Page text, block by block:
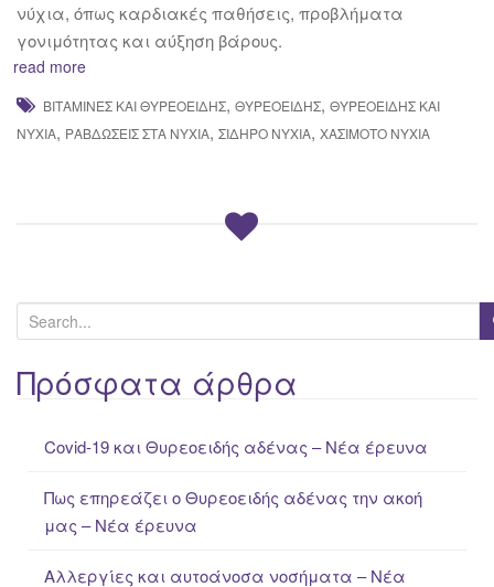
νύχια, όπως καρδιακές παθήσεις, προβλήματα
γονιμότητας και αύξηση βάρους.
read more
ΒΙΤΑΜΊΝΕΣ ΚΑΙ ΘΥΡΕΟΕΙΔΉΣ, ΘΥΡΕΟΕΙΔΉΣ, ΘΥΡΕΟΕΙΔΉΣ ΚΑΙ
ΝΎΧΙΑ, ΡΑΒΔΏΣΕΙΣ ΣΤΑ ΝΎΧΙΑ, ΣΊΔΗΡΟ ΝΎΧΙΑ, ΧΑΣΙΜΌΤΟ ΝΎΧΙΑ
e
a
rΠρόσφατα άρθρα
Covid-19 και Θυρεοειδής αδένας – Νέα έρευνα
Πως επηρεάζει ο Θυρεοειδής αδένας την ακοή
μας – Νέα έρευνα
Αλλεργίες και αυτοάνοσα νοσήματα – Νέα